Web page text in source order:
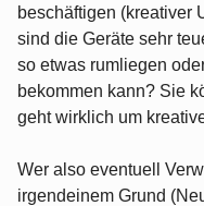
beschäftigen (kreativer
sind die Geräte sehr
so etwas rumliegen
bekommen kann? Sie
geht wirklich um
Wer also eventuell
irgendeinem Grund